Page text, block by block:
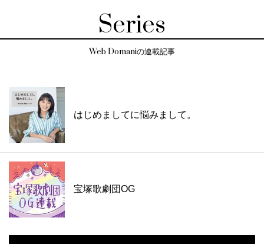
Series
Web Domaniの連載記事
はじめましてに悩みまして。
宝塚歌劇団OG